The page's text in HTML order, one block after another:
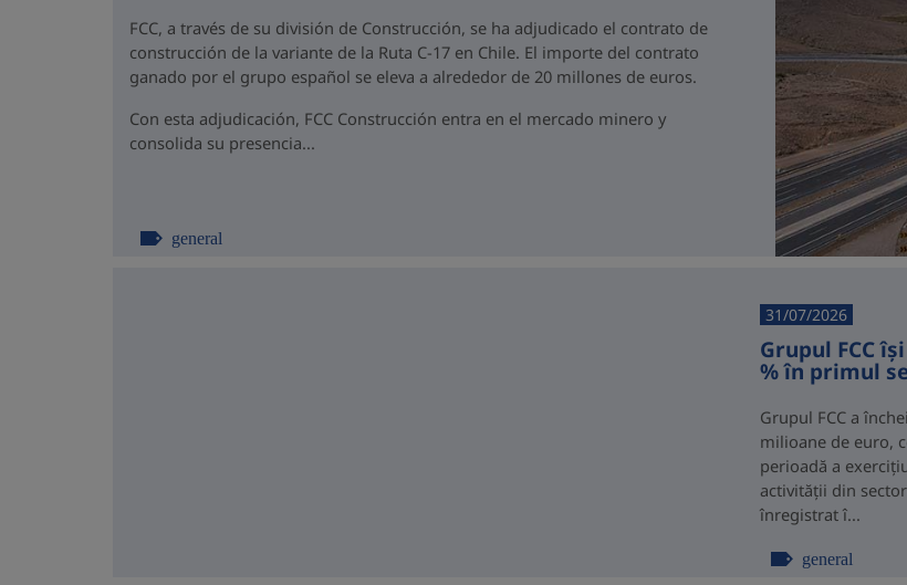
FCC, a través de su división de Construcción, se ha adjudicado el contrato de
construcción de la variante de la Ruta C-17 en Chile. El importe del contrato
ganado por el grupo español se eleva a alrededor de 20 millones de euros.
Con esta adjudicación, FCC Construcción entra en el mercado minero y
consolida su presencia...
general
31/07/2026
Grupul FCC
% în primul
Grupul FCC a
milioane de euro,
perioadă a
activității din
înregistrat î...
general